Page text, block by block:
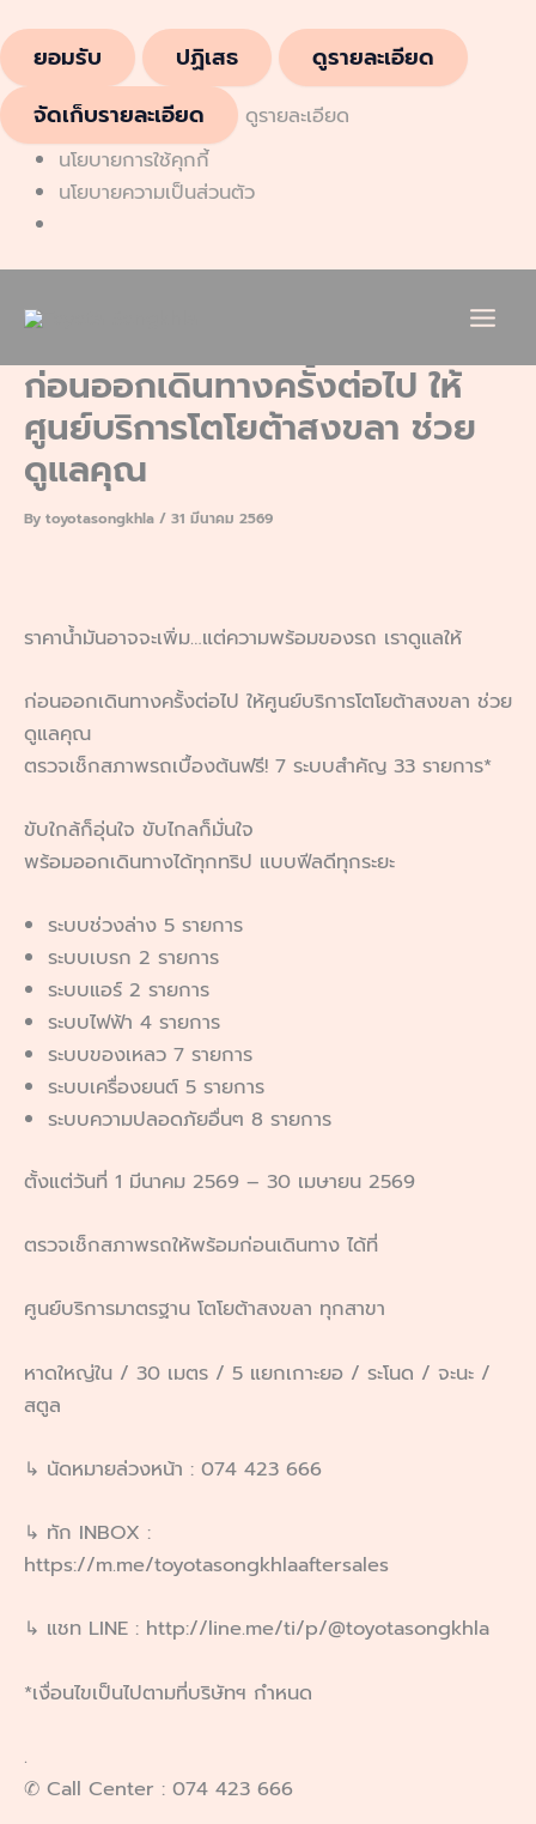
ยอมรับ ปฏิเสธ
ดูรายละเอียด
จัดเก็บรายละเอียด
ดูรายละเอียด
นโยบายการใช้คุกกี้
นโยบายความเป็นส่วนตัว
ก่อนออกเดินทางครั้งต่อไป ให้
ศูนย์บริการโตโยต้าสงขลา ช่วย
ดูแลคุณ
By toyotasongkhla / 31 มีนาคม 2569
ราคาน้ำมันอาจจะเพิ่ม…แต่ความพร้อมของรถ เราดูแลให้
ก่อนออกเดินทางครั้งต่อไป ให้ศูนย์บริการโตโยต้าสงขลา ช่วย
ดูแลคุณ
ตรวจเช็กสภาพรถเบื้องต้นฟรี! 7 ระบบสำคัญ 33 รายการ*
ขับใกล้ก็อุ่นใจ ขับไกลก็มั่นใจ
พร้อมออกเดินทางได้ทุกทริป แบบฟีลดีทุกระยะ
ระบบช่วงล่าง 5 รายการ
ระบบเบรก 2 รายการ
ระบบแอร์ 2 รายการ
ระบบไฟฟ้า 4 รายการ
ระบบของเหลว 7 รายการ
ระบบเครื่องยนต์ 5 รายการ
ระบบความปลอดภัยอื่นๆ 8 รายการ
ตั้งแต่วันที่ 1 มีนาคม 2569 – 30 เมษายน 2569
ตรวจเช็กสภาพรถให้พร้อมก่อนเดินทาง ได้ที่
ศูนย์บริการมาตรฐาน โตโยต้าสงขลา ทุกสาขา
หาดใหญ่ใน / 30 เมตร / 5 แยกเกาะยอ / ระโนด / จะนะ /
สตูล
↳ นัดหมายล่วงหน้า : 074 423 666
↳ ทัก INBOX :
https://m.me/toyotasongkhlaaftersales
↳ แชท LINE : http://line.me/ti/p/@toyotasongkhla
*เงื่อนไขเป็นไปตามที่บริษัทฯ กำหนด
.
✆ Call Center : 074 423 666